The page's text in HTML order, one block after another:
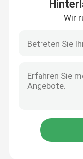
Mittelstangen-
Platten-
Rollen-
Die Ledergürtel
Wir